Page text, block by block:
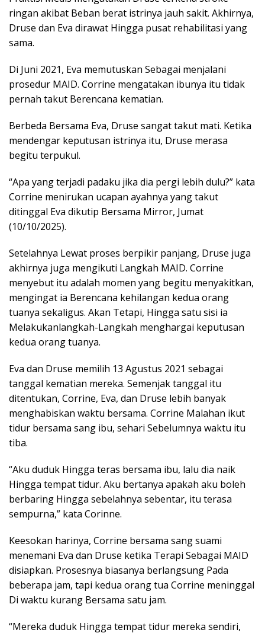
ringan akibat Beban berat istrinya jauh sakit. Akhirnya,
Druse dan Eva dirawat Hingga pusat rehabilitasi yang
sama.
Di Juni 2021, Eva memutuskan Sebagai menjalani
prosedur MAID. Corrine mengatakan ibunya itu tidak
pernah takut Berencana kematian.
Berbeda Bersama Eva, Druse sangat takut mati. Ketika
mendengar keputusan istrinya itu, Druse merasa
begitu terpukul.
“Apa yang terjadi padaku jika dia pergi lebih dulu?” kata
Corrine menirukan ucapan ayahnya yang takut
ditinggal Eva dikutip Bersama Mirror, Jumat
(10/10/2025).
Setelahnya Lewat proses berpikir panjang, Druse juga
akhirnya juga mengikuti Langkah MAID. Corrine
menyebut itu adalah momen yang begitu menyakitkan,
mengingat ia Berencana kehilangan kedua orang
tuanya sekaligus. Akan Tetapi, Hingga satu sisi ia
Melakukanlangkah-Langkah menghargai keputusan
kedua orang tuanya.
Eva dan Druse memilih 13 Agustus 2021 sebagai
tanggal kematian mereka. Semenjak tanggal itu
ditentukan, Corrine, Eva, dan Druse lebih banyak
menghabiskan waktu bersama. Corrine Malahan ikut
tidur bersama sang ibu, sehari Sebelumnya waktu itu
tiba.
“Aku duduk Hingga teras bersama ibu, lalu dia naik
Hingga tempat tidur. Aku bertanya apakah aku boleh
berbaring Hingga sebelahnya sebentar, itu terasa
sempurna,” kata Corinne.
Keesokan harinya, Corrine bersama sang suami
menemani Eva dan Druse ketika Terapi Sebagai MAID
disiapkan. Prosesnya biasanya berlangsung Pada
beberapa jam, tapi kedua orang tua Corrine meninggal
Di waktu kurang Bersama satu jam.
“Mereka duduk Hingga tempat tidur mereka sendiri,